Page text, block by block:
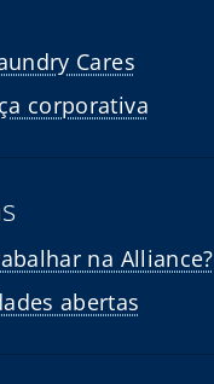
Cares
corporativa
na Alliance?
abertas